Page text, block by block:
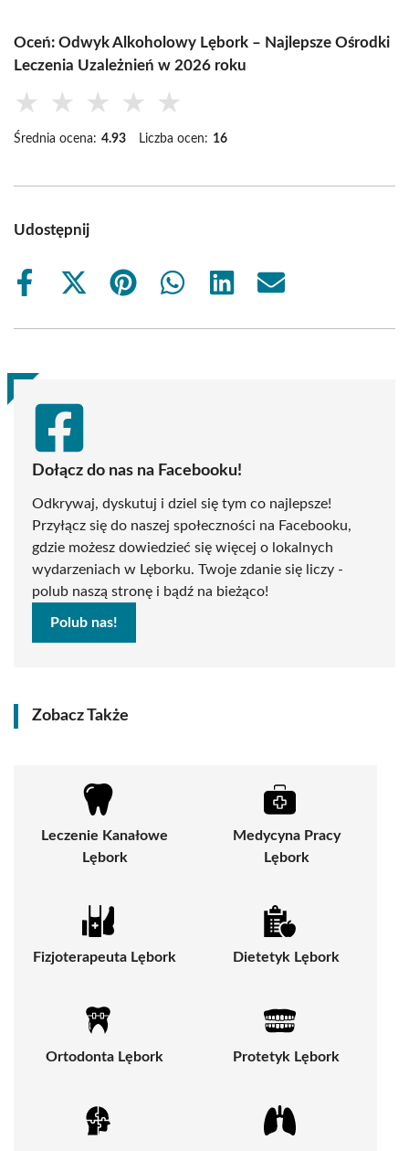
Oceń: Odwyk Alkoholowy Lębork – Najlepsze Ośrodki
Leczenia Uzależnień w 2026 roku
★ ★ ★ ★ ★
Średnia ocena: 4.93 Liczba ocen: 16
Udostępnij
Share
Share
(Twitter)
Share
Share
Share
Share
Dołącz do nas na Facebooku!
Odkrywaj, dyskutuj i dziel się tym co najlepsze!
Przyłącz się do naszej społeczności na Facebooku,
gdzie możesz dowiedzieć się więcej o lokalnych
wydarzeniach w Lęborku. Twoje zdanie się liczy -
polub naszą stronę i bądź na bieżąco!
Polub nas!
Zobacz Także
Leczenie Kanałowe
Lębork
Medycyna Pracy
Lębork
Fizjoterapeuta Lębork Dietetyk Lębork
Ortodonta Lębork Protetyk Lębork